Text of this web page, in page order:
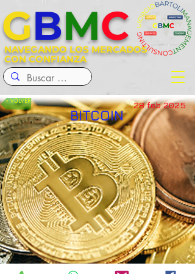
NAVEGANDO LOS MERCADOS
CON CONFIANZA
GBMC
< VOLVER
BITCOIN
28 feb 2025